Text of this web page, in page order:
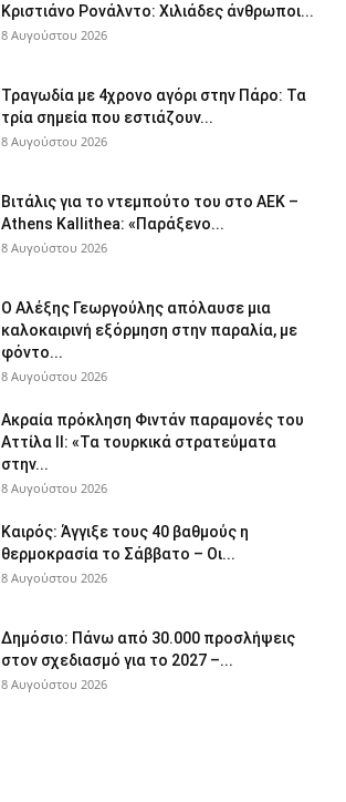
Κριστιάνο Ρονάλντο: Χιλιάδες άνθρωποι...
8 Αυγούστου 2026
Τραγωδία με 4χρονο αγόρι στην Πάρο: Τα
τρία σημεία που εστιάζουν...
8 Αυγούστου 2026
Βιτάλις για το ντεμπούτο του στο ΑΕΚ –
Athens Kallithea: «Παράξενο...
8 Αυγούστου 2026
Ο Αλέξης Γεωργούλης απόλαυσε μια
καλοκαιρινή εξόρμηση στην παραλία, με
φόντο...
8 Αυγούστου 2026
Ακραία πρόκληση Φιντάν παραμονές του
Αττίλα ΙΙ: «Τα τουρκικά στρατεύματα
στην...
8 Αυγούστου 2026
Καιρός: Άγγιξε τους 40 βαθμούς η
θερμοκρασία το Σάββατο – Οι...
8 Αυγούστου 2026
Δημόσιο: Πάνω από 30.000 προσλήψεις
στον σχεδιασμό για το 2027 –...
8 Αυγούστου 2026